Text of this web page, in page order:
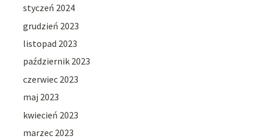
styczeń 2024
grudzień 2023
listopad 2023
październik 2023
czerwiec 2023
maj 2023
kwiecień 2023
marzec 2023